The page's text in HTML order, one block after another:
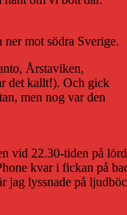
ner mot södra Sverige.
Årstaviken,
det kallt!). Och gick
men nog var den
vid 22.30-tiden på
kvar i fickan på
jag lyssnade på